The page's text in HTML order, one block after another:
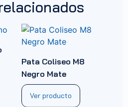
Pata Coliseo M8
Negro Mate
Ver producto